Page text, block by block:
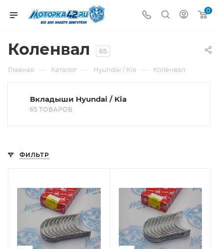
0
Коленвал 65
Главная — Каталог — Hyundai / Kia — Коленвал
Вкладыши Hyundai / Kia
65 ТОВАРОВ
ФИЛЬТР